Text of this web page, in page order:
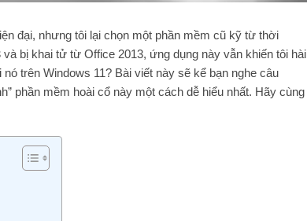
đại, nhưng tôi lại chọn một phần mềm cũ kỹ từ thời
bị khai tử từ Office 2013, ứng dụng này vẫn khiến tôi hài
trên Windows 11? Bài viết này sẽ kể bạn nghe câu
phần mềm hoài cổ này một cách dễ hiểu nhất. Hãy cùng